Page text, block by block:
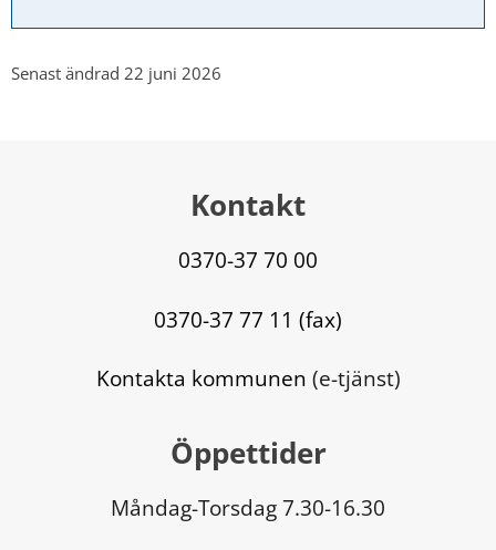
Senast ändrad 22 juni 2026
Kontakt
0370-37 70 00
0370-37 77 11 (fax)
Kontakta kommunen (e-tjänst)
Öppettider
Måndag-Torsdag 7.30-16.30